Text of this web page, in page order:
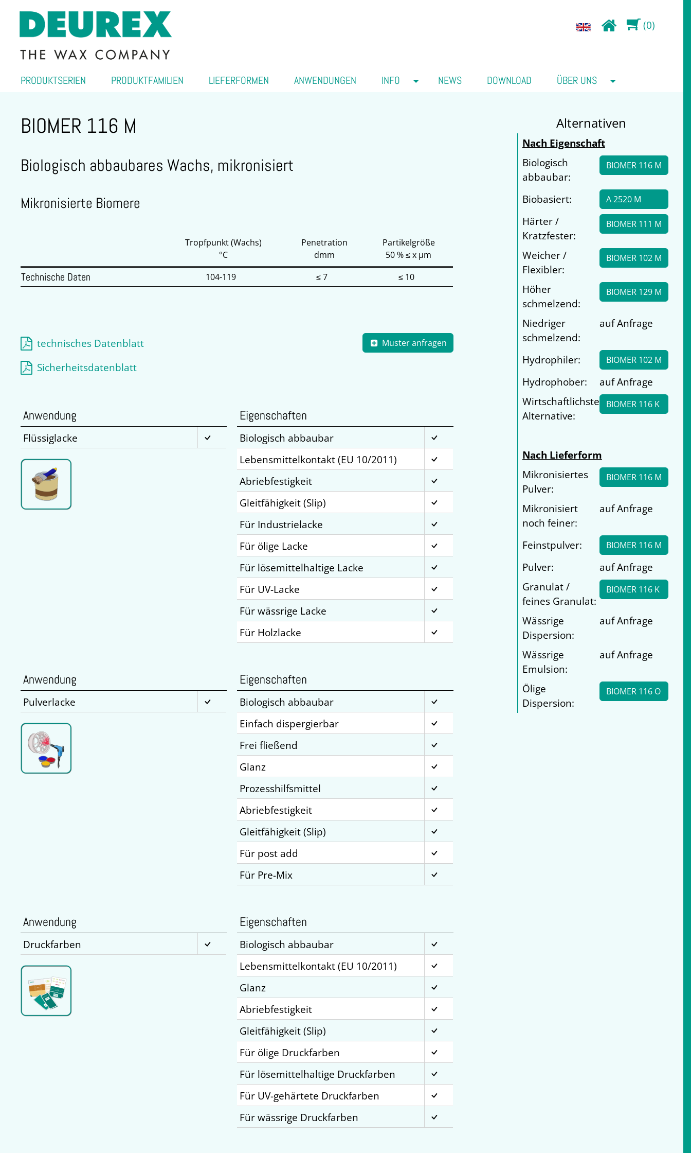
(0)
PRODUKTSERIEN PRODUKTFAMILIEN LIEFERFORMEN ANWENDUNGEN INFO NEWS DOWNLOAD ÜBER UNS
BIOMER 116 M
Biologisch abbaubares Wachs, mikronisiert
Mikronisierte Biomere
Tropfpunkt (Wachs)
°C
Penetration
dmm
Partikelgröße
50 % ≤ x µm
Technische Daten 104-119 ≤ 7 ≤ 10
technisches Datenblatt
Sicherheitsdatenblatt
Muster anfragen
Anwendung
Flüssiglacke
Eigenschaften
Biologisch abbaubar
Lebensmittelkontakt (EU 10/2011)
Abriebfestigkeit
Gleitfähigkeit (Slip)
Für Industrielacke
Für ölige Lacke
Für lösemittelhaltige Lacke
Für UV-Lacke
Für wässrige Lacke
Für Holzlacke
Anwendung
Pulverlacke
Eigenschaften
Biologisch abbaubar
Einfach dispergierbar
Frei fließend
Glanz
Prozesshilfsmittel
Abriebfestigkeit
Gleitfähigkeit (Slip)
Für post add
Für Pre-Mix
Anwendung
Druckfarben
Eigenschaften
Biologisch abbaubar
Lebensmittelkontakt (EU 10/2011)
Glanz
Abriebfestigkeit
Gleitfähigkeit (Slip)
Für ölige Druckfarben
Für lösemittelhaltige Druckfarben
Für UV-gehärtete Druckfarben
Für wässrige Druckfarben
Alternativen
Nach Eigenschaft
Biologisch
abbaubar:
BIOMER 116 M
Biobasiert: A 2520 M
Härter /
Kratzfester:
BIOMER 111 M
Weicher /
Flexibler:
BIOMER 102 M
Höher
schmelzend:
BIOMER 129 M
Niedriger
schmelzend:
auf Anfrage
Hydrophiler: BIOMER 102 M
Hydrophober:
auf Anfrage
Wirtschaftlichste
Alternative:
BIOMER 116 K
Nach Lieferform
Mikronisiertes
Pulver:
BIOMER 116 M
Mikronisiert
noch feiner:
auf Anfrage
Feinstpulver: BIOMER 116 M
Pulver:
auf Anfrage
Granulat /
feines Granulat:
BIOMER 116 K
Wässrige
Dispersion:
auf Anfrage
Wässrige
Emulsion:
auf Anfrage
Ölige
Dispersion:
BIOMER 116 O